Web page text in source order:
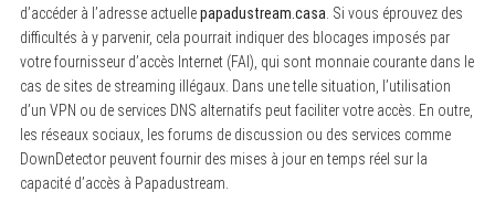
d’accéder à l’adresse actuellepapadustream.casa . Si vous éprouvez des
difficultés à y parvenir, cela pourrait indiquer des blocages imposés par
votre fournisseur d’accès Internet (FAI), qui sont monnaie courante dans le
cas de sites de streaming illégaux. Dans une telle situation, l’utilisation
d’un VPN ou de services DNS alternatifs peut faciliter votre accès. En outre,
les réseaux sociaux, les forums de discussion ou des services comme
DownDetector peuvent fournir des mises à jour en temps réel sur la
capacité d’accès à Papadustream.